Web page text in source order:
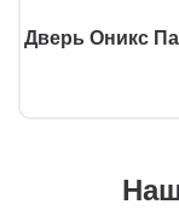
Дверь Оникс